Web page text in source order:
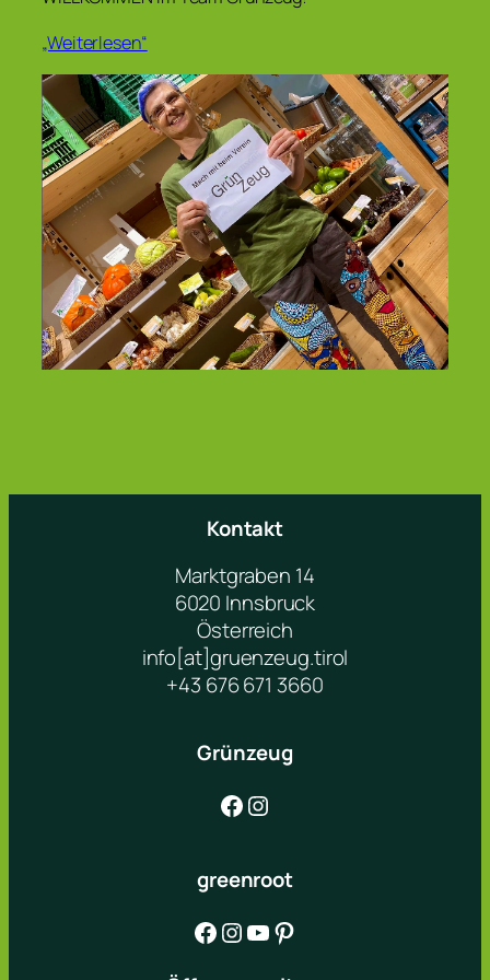
„Weiterlesen“
Kontakt
Marktgraben 14
6020 Innsbruck
Österreich
info[at]gruenzeug.tirol
+43 676 671 3660
Grünzeug
Facebook Instagram
greenroot
Facebook Instagram YouTube Pinterest